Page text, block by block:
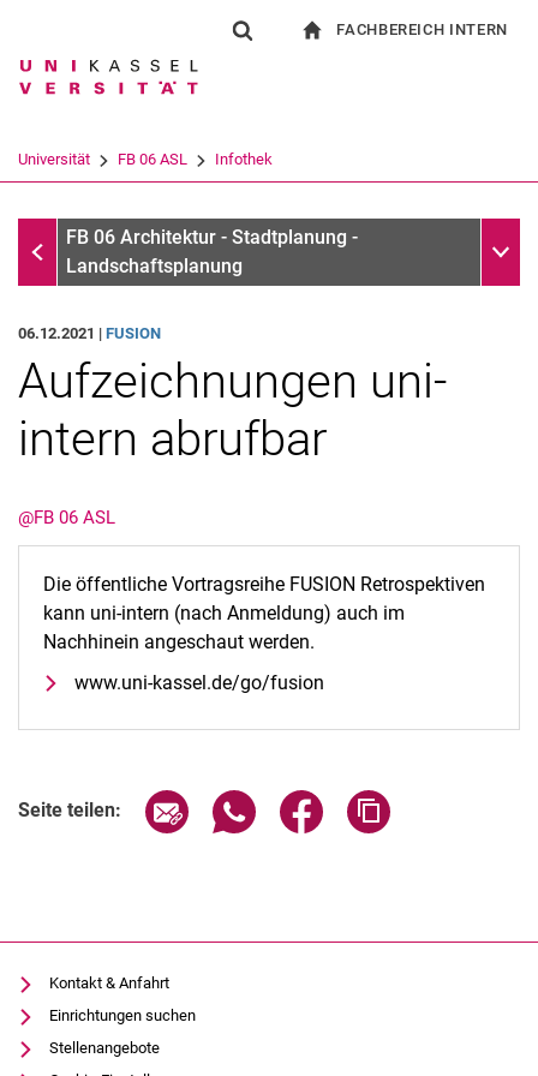
Springe direkt zu: Inhalt
Springe direkt zu: Suche
Springe direkt zu:
Suchbegriff
Suchen (öffnet externen Link in einem
FACHBEREICH INTERN
Universität FB 06 ASL Infothek
InfothekFB 06 Architektur - Stadtplanung -
Landschaftsplanung
Semesterinformationen
Presse- und Öffentlichkeitsarbeit
Webredaktion
Webseite R:ein
06.12.2021 | FUSION
Aufzeichnungen uni-
intern abrufbar
@FB 06 ASL
Die öffentliche Vortragsreihe FUSION Retrospektiven
kann uni-intern (nach Anmeldung) auch im
Nachhinein angeschaut werden.
www.uni-kassel.de/go/fusion
Seite teilen: Seite über E-Mail teilen
Seite über WhatsApp teilen
Seite über Facebook
Kontakt & Anfahrt
Einrichtungen suchen
Stellenangebote